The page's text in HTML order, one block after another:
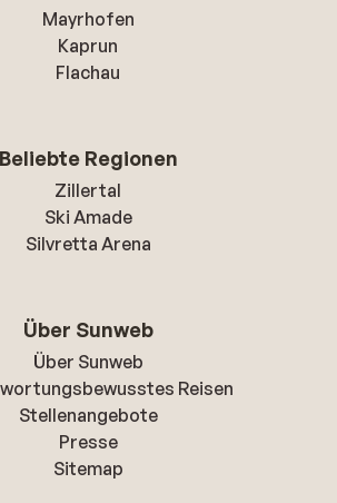
Mayrhofen
Kaprun
Flachau
Beliebte Regionen
Zillertal
Ski Amade
Silvretta Arena
Über Sunweb
Über Sunweb
Reisen
Stellenangebote
Presse
Sitemap